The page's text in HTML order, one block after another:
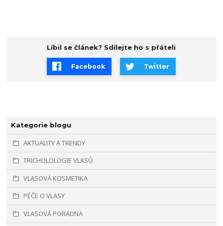
Kategorie blogu
AKTUALITY A TRENDY
TRICHOLOLOGIE VLASŮ
VLASOVÁ KOSMETIKA
PÉČE O VLASY
VLASOVÁ PORADNA
Líbil se článek? Sdílejte ho s přáteli
Facebook Twitter